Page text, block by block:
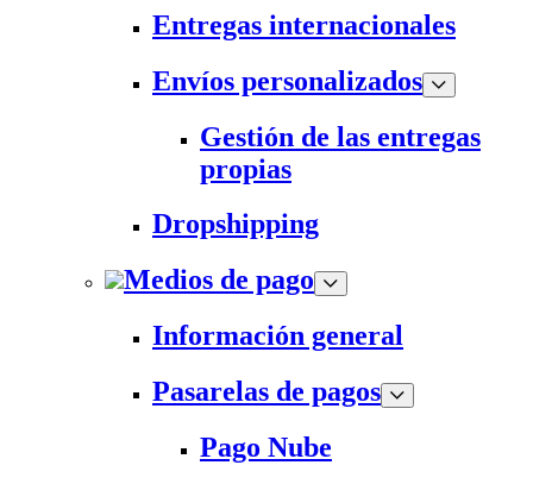
Entregas internacionales
Envíos personalizados
Gestión de las entregas
propias
Dropshipping
Medios de pago
Información general
Pasarelas de pagos
Pago Nube